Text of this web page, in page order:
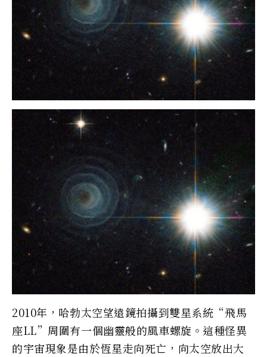
2010年，哈勃太空望遠鏡拍攝到雙星系統“飛馬
座LL”周圍有一個幽靈般的風車螺旋。這種怪異
的宇宙現象是由於恆星走向死亡，向太空放出大